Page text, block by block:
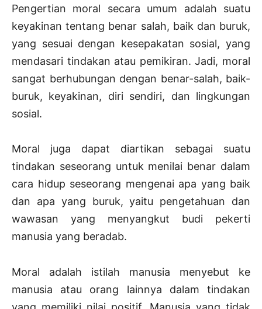
Pengertian moral secara umum adalah suatu
keyakinan tentang benar salah, baik dan buruk,
yang sesuai dengan kesepakatan sosial, yang
mendasari tindakan atau pemikiran. Jadi, moral
sangat berhubungan dengan benar-salah, baik-
buruk, keyakinan, diri sendiri, dan lingkungan
sosial.
Moral juga dapat diartikan sebagai suatu
tindakan seseorang untuk menilai benar dalam
cara hidup seseorang mengenai apa yang baik
dan apa yang buruk, yaitu pengetahuan dan
wawasan yang menyangkut budi pekerti
manusia yang beradab.
Moral adalah istilah manusia menyebut ke
manusia atau orang lainnya dalam tindakan